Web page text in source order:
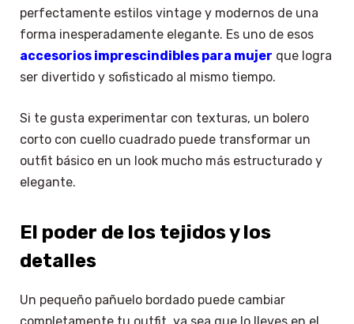
perfectamente estilos vintage y modernos de una
forma inesperadamente elegante. Es uno de esos
accesorios imprescindibles para mujer que logra
ser divertido y sofisticado al mismo tiempo.
Si te gusta experimentar con texturas, un bolero
corto con cuello cuadrado puede transformar un
outfit básico en un look mucho más estructurado y
elegante.
El poder de los tejidos y los
detalles
Un pequeño pañuelo bordado puede cambiar